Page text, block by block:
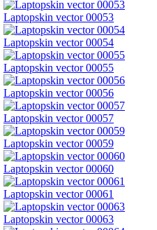
Laptopskin vector 00053
Laptopskin vector 00054
Laptopskin vector 00055
Laptopskin vector 00056
Laptopskin vector 00057
Laptopskin vector 00059
Laptopskin vector 00060
Laptopskin vector 00061
Laptopskin vector 00063